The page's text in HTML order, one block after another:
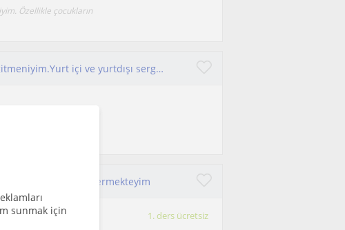
sunmak için
Özellikle çocukların
Merhaba, Adım Gizem 14 yıllık sanat eğitmeniyim.Yurt içi ve yurtdışı sergilerim oldu. Değerlendirme yaparsanız sevinirim.
herkese eğitim vermekteyim
1. ders ücretsiz